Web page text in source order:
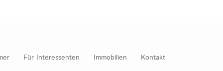
Für Interessenten Immobilien Kontakt